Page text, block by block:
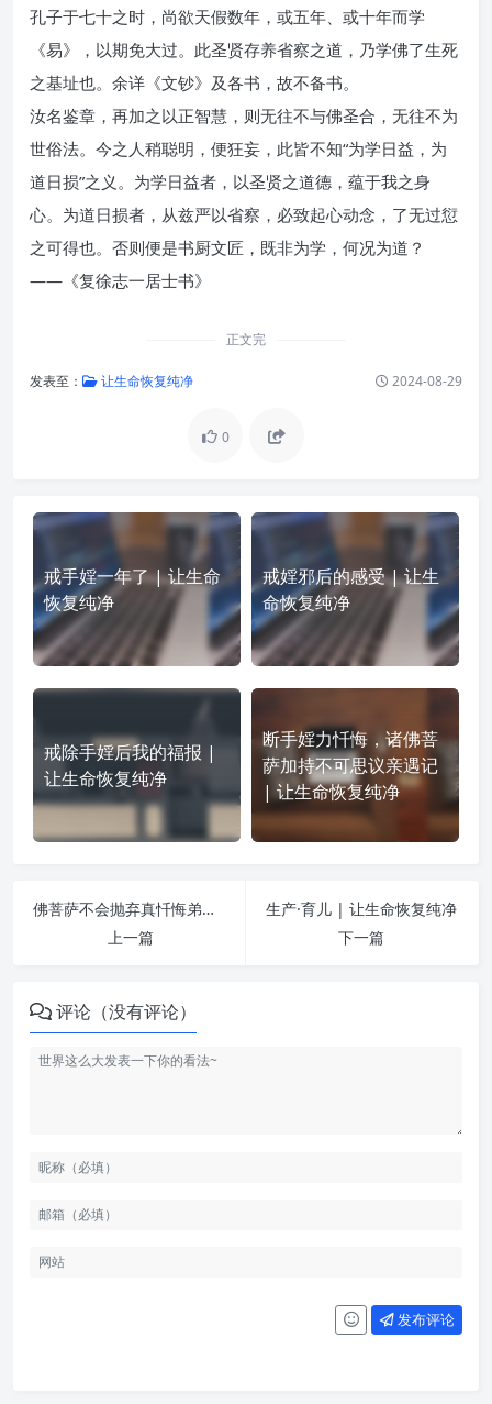
孔子于七十之时，尚欲天假数年，或五年、或十年而学
《易》，以期免大过。此圣贤存养省察之道，乃学佛了生死
之基址也。余详《文钞》及各书，故不备书。
汝名鉴章，再加之以正智慧，则无往不与佛圣合，无往不为
世俗法。今之人稍聪明，便狂妄，此皆不知“为学日益，为
道日损”之义。为学日益者，以圣贤之道德，蕴于我之身
心。为道日损者，从兹严以省察，必致起心动念，了无过愆
之可得也。否则便是书厨文匠，既非为学，何况为道？
——《复徐志一居士书》
正文完
发表至： 让生命恢复纯净 2024-08-29
0
戒手婬一年了 | 让生命
恢复纯净
戒婬邪后的感受 | 让生
命恢复纯净
戒除手婬后我的福报 |
让生命恢复纯净
断手婬力忏悔，诸佛菩
萨加持不可思议亲遇记
| 让生命恢复纯净
佛菩萨不会抛弃真忏悔弟子 | 让生命恢复纯净
上一篇
生产·育儿 | 让生命恢复纯净
下一篇
评论（没有评论）
发布评论